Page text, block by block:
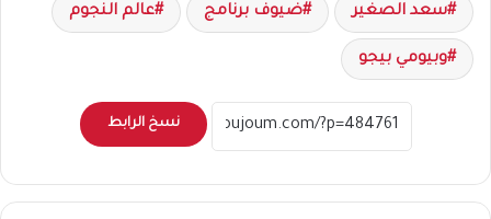
سعد الصغير ضيوف برنامج عالم النجوم
وبيومي بيجو
نسخ الرابط